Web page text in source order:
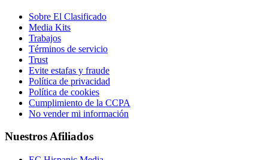
Sobre El Clasificado
Media Kits
Trabajos
Términos de servicio
Trust
Evite estafas y fraude
Política de privacidad
Política de cookies
Cumplimiento de la CCPA
No vender mi información
Nuestros Afiliados